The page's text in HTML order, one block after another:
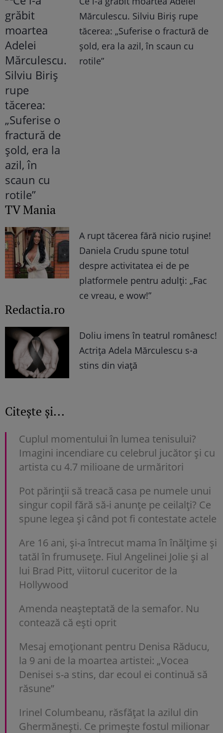
Mărculescu. Silviu Biriș rupe
tăcerea: „Suferise o fractură de
șold, era la azil, în scaun cu
rotile”
TV Mania
A rupt tăcerea fără nicio rușine!
Daniela Crudu spune totul
despre activitatea ei de pe
platformele pentru adulți: „Fac
ce vreau, e wow!”
Redactia.ro
Doliu imens în teatrul românesc!
Actrița Adela Mărculescu s-a
stins din viață
Citește și...
Cuplul momentului în lumea tenisului?
Imagini incendiare cu celebrul jucător și cu
artista cu 4.7 milioane de urmăritori
Pot părinții să treacă casa pe numele unui
singur copil fără să-i anunțe pe ceilalți? Ce
spune legea și când pot fi contestate actele
Are 16 ani, și-a întrecut mama în înălțime și
tatăl în frumusețe. Fiul Angelinei Jolie și al
lui Brad Pitt, viitorul cuceritor de la
Hollywood
Amenda neașteptată de la semafor. Nu
contează că ești oprit
Mesaj emoționant pentru Denisa Răducu,
la 9 ani de la moartea artistei: „Vocea
Denisei s-a stins, dar ecoul ei continuă să
răsune”
Irinel Columbeanu, răsfățat la azilul din
Ghermănești. Ce primește fostul milionar